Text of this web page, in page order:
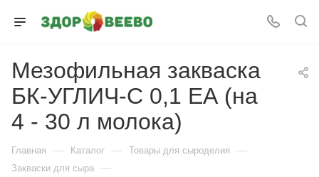
Мезофильная закваска
БК-УГЛИЧ-С 0,1 ЕА (на
4 - 30 л молока)
Главная — Каталог — Товары для сыроделия —
Закваски для сыра —